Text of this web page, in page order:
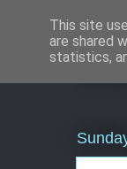
This site
are shared
statistics,